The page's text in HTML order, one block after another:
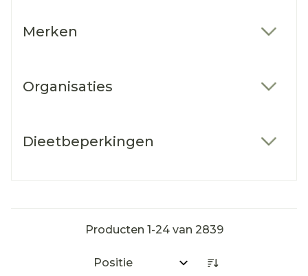
Merken
Organisaties
Dieetbeperkingen
Producten 1-24van 2839
Sorteer op: